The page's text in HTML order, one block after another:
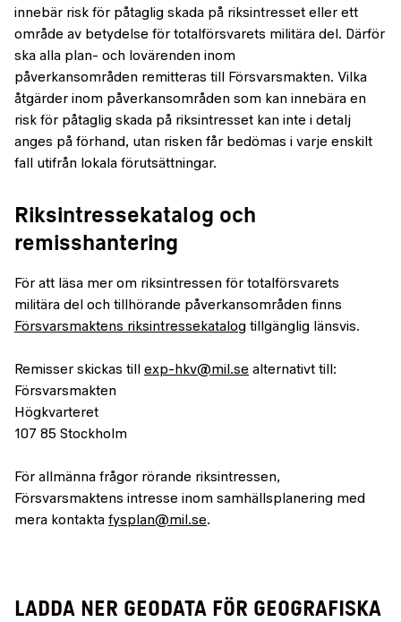
innebär risk för påtaglig skada på riksintresset eller ett
område av betydelse för totalförsvarets militära del. Därför
ska alla plan- och lovärenden inom
påverkansområden remitteras till Försvarsmakten. Vilka
åtgärder inom påverkansområden som kan innebära en
risk för påtaglig skada på riksintresset kan inte i detalj
anges på förhand, utan risken får bedömas i varje enskilt
fall utifrån lokala förutsättningar.
Riksintressekatalog och
remisshantering
För att läsa mer om riksintressen för totalförsvarets
militära del och tillhörande påverkansområden finns
Försvarsmaktens riksintressekatalog tillgänglig länsvis.
Remisser skickas till exp-hkv@mil.se alternativt till:
Försvarsmakten
Högkvarteret
107 85 Stockholm
För allmänna frågor rörande riksintressen,
Försvarsmaktens intresse inom samhällsplanering med
mera kontakta fysplan@mil.se.
LADDA NER GEODATA FÖR GEOGRAFISKA